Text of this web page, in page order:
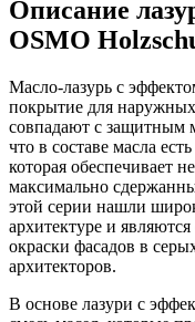
Описание
OSMO
Масло-лазурь с
покрытие для наружных
совпадают с защитным
что в составе масла
которая обеспечивает
максимально
этой серии нашли
архитектуре и
окраски фасадов в
архитекторов.
В основе лазури c